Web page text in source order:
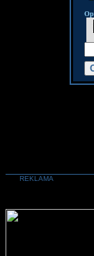
REKLAMA